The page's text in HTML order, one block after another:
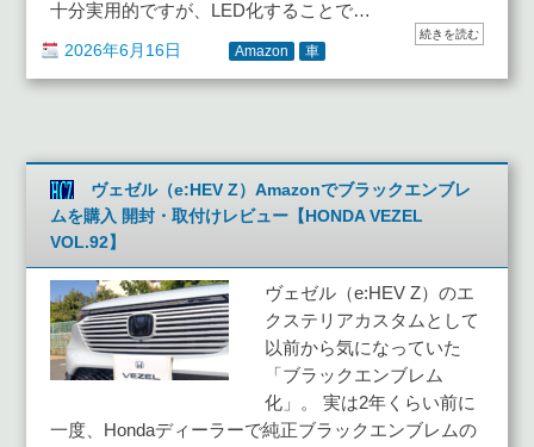
十分実用的ですが、LED化することで…
2026年6月16日 Amazon 車
続きを読む
ヴェゼル（e:HEV Z）Amazonでブラックエンブレ
ムを購入 開封・取付けレビュー【HONDA VEZEL
VOL.92】
ヴェゼル（e:HEV Z）のエ
クステリアカスタムとして
以前から気になっていた
「ブラックエンブレム
化」。 実は2年くらい前に
一度、Hondaディーラーで純正ブラックエンブレムの